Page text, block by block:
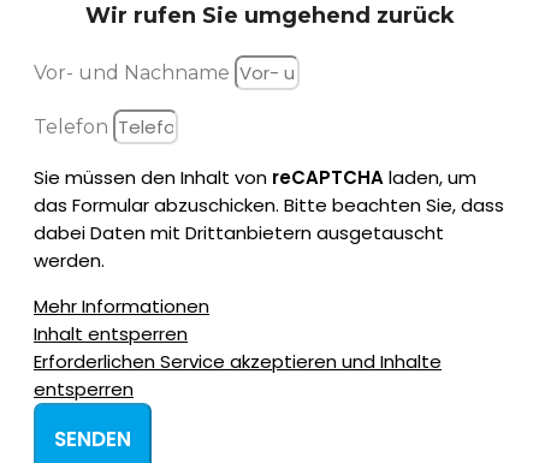
Wir rufen Sie umgehend zurück
Vor- und Nachname
Telefon
Sie müssen den Inhalt von reCAPTCHAladen, um
das Formular abzuschicken. Bitte beachten Sie, dass
dabei Daten mit Drittanbietern ausgetauscht
werden.
Mehr Informationen
Inhalt entsperren
Erforderlichen Service akzeptieren und Inhalte
entsperren
SENDEN